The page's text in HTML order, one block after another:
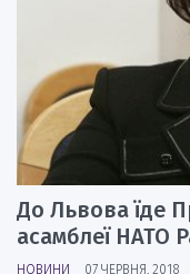
До Львова їде
асамблеї НАТО
НОВИНИ 07 ЧЕРВНЯ, 2018